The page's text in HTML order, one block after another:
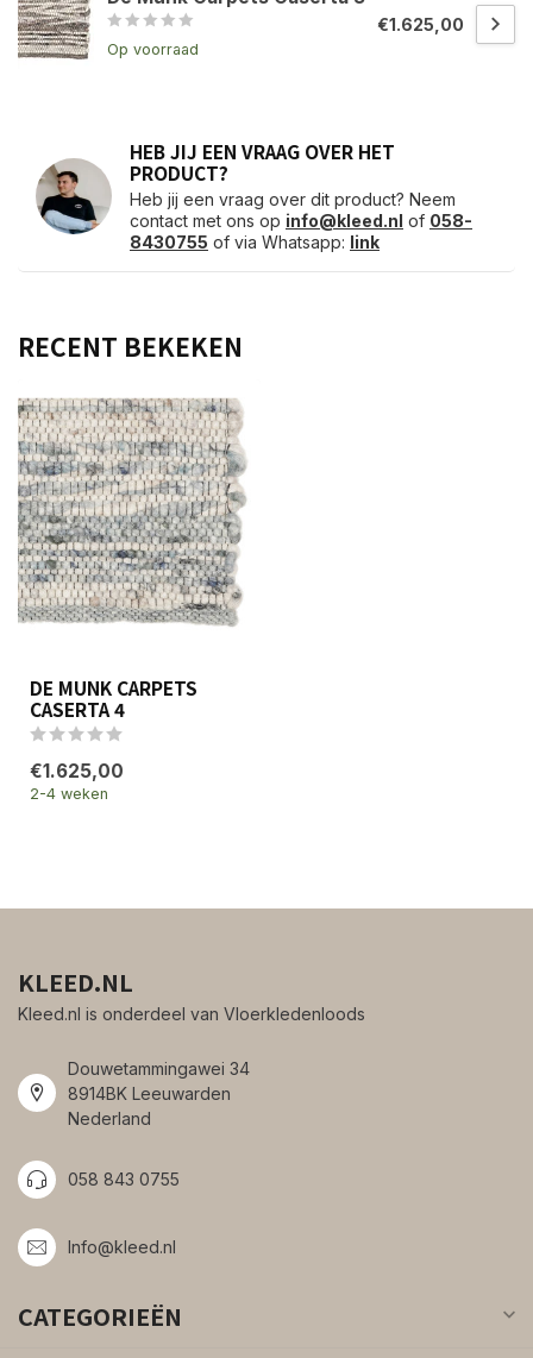
Op voorraad
€1.625,00
HEB JIJ EEN VRAAG OVER HET
PRODUCT?
Heb jij een vraag over dit product? Neem
contact met ons op info@kleed.nl of 058-
8430755 of via Whatsapp: link
RECENT BEKEKEN
DE MUNK CARPETS
CASERTA 4
€1.625,00
2-4 weken
KLEED.NL
Kleed.nl is onderdeel van Vloerkledenloods
Douwetammingawei 34
8914BK Leeuwarden
Nederland
058 843 0755
Info@kleed.nl
CATEGORIEËN